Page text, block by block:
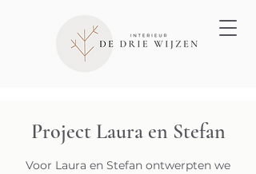
Project Laura en Stefan
Voor Laura en Stefan ontwerpten we